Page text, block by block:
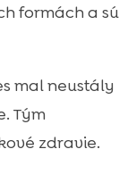
formách a sú
mal neustály
Tým
zdravie.